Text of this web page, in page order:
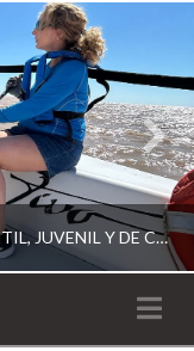
PROGRAMA RECREATIVO | VELA INFANTIL, JUVENIL Y DE CRUCERO 2026